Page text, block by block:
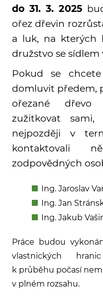
do 31. 3. 2025
ořez dřevin
a luk, na kterých
družstvo se sídlem
Pokud se
domluvit předem,
ořezané
zužitkovat sami,
nejpozději v
kontaktovali
zodpovědných
Ing. Jaroslav
Ing. Jan
Ing. Jakub
Práce budou
vlastnických
k průběhu počasí
v plném rozsahu.